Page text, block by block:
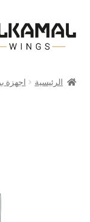
Skip
to
navigation
Skip
to
content
الرئيسية اجهزة